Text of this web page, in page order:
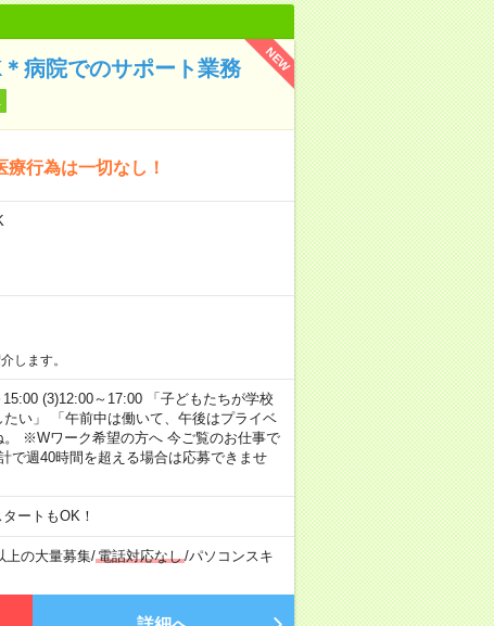
NEW
病院でのサポート業務
行為は一切なし！
します。
(3)12:00～17:00 「子どもたちが学校
い」 「午前中は働いて、午後はプライベ
※Wワーク希望の方へ 今ご覧のお仕事で
で週40時間を超える場合は応募できませ
ートもOK！
上の大量募集/電話対応なし/パソコンスキ